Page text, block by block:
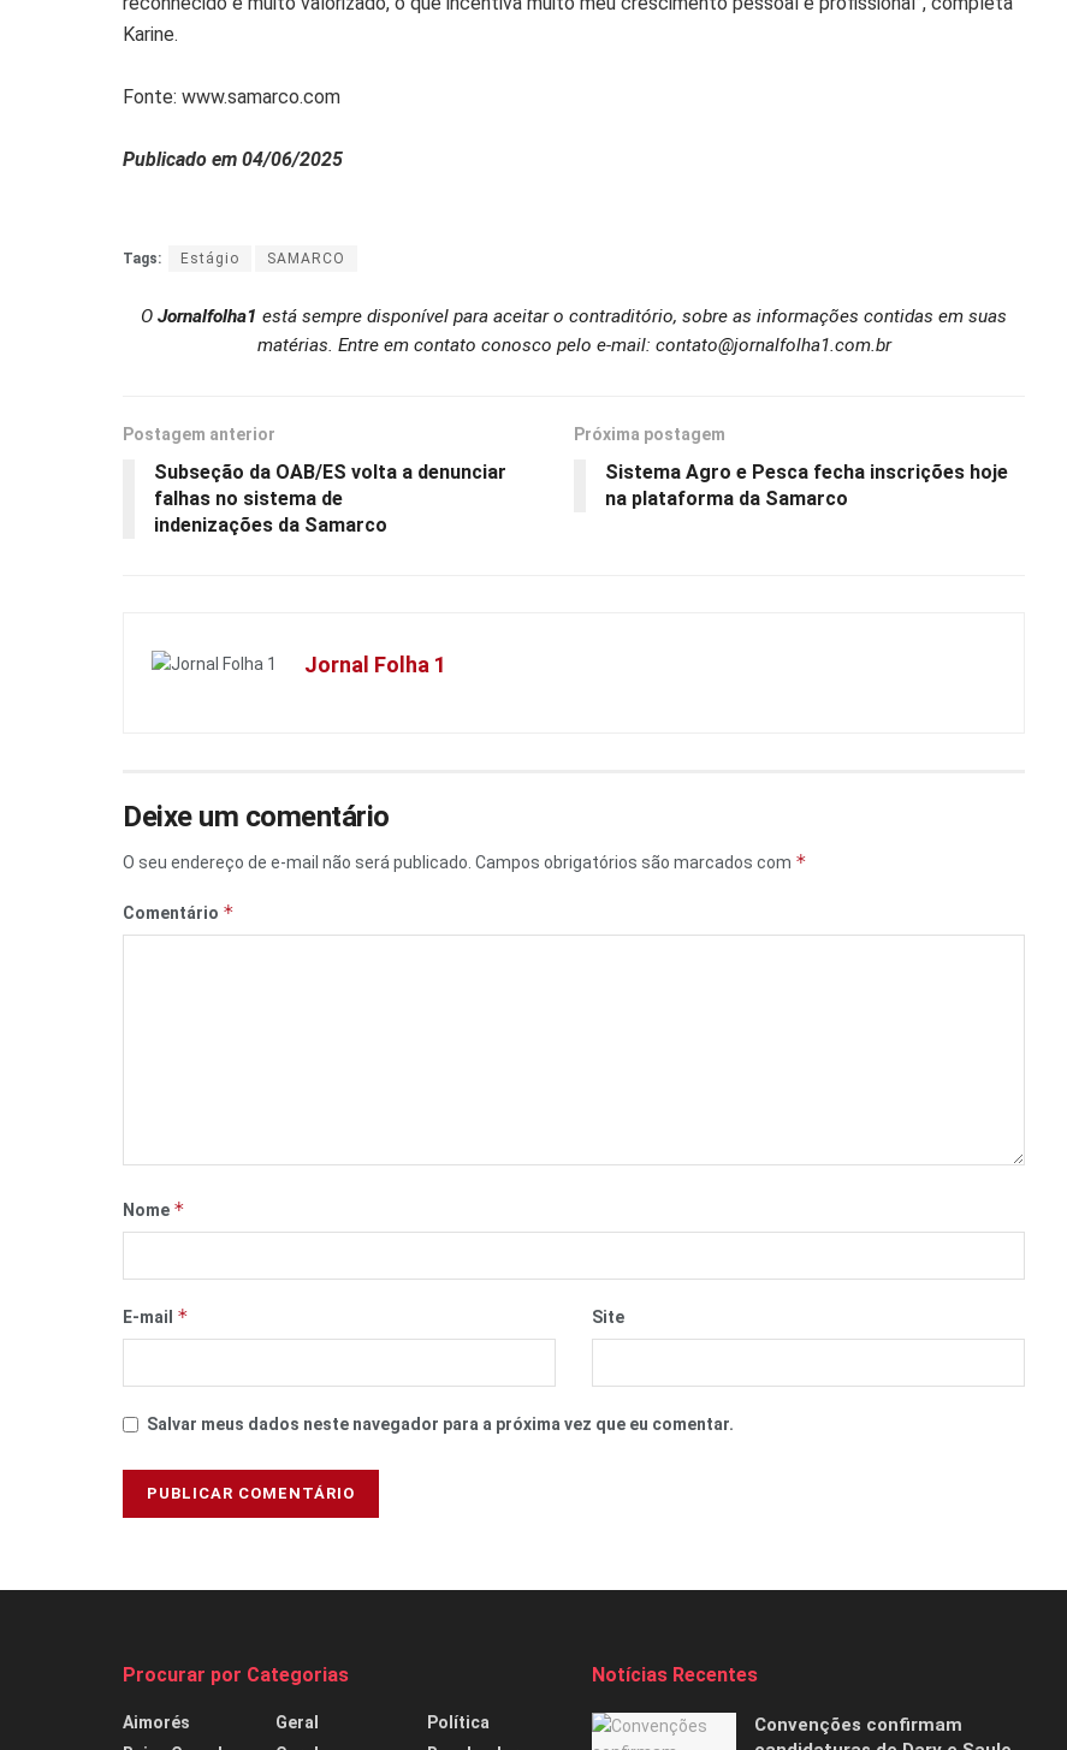
Karine.
Fonte: www.samarco.com
Publicado em 04/06/2025
Tags: Estágio SAMARCO
O Jornalfolha1 está sempre disponível para aceitar o contraditório, sobre as informações contidas em suas
matérias. Entre em contato conosco pelo e-mail: contato@jornalfolha1.com.br
Postagem anterior
Subseção da OAB/ES volta a denunciar
falhas no sistema de
indenizações da Samarco
Próxima postagem
Sistema Agro e Pesca fecha inscrições hoje
na plataforma da Samarco
Jornal Folha 1
Deixe um comentário
O seu endereço de e-mail não será publicado. Campos obrigatórios são marcados com *
Comentário *
Nome *
E-mail * Site
Salvar meus dados neste navegador para a próxima vez que eu comentar.
Procurar por Categorias
Aimorés
Geral
Política
Notícias Recentes
Convenções confirmam